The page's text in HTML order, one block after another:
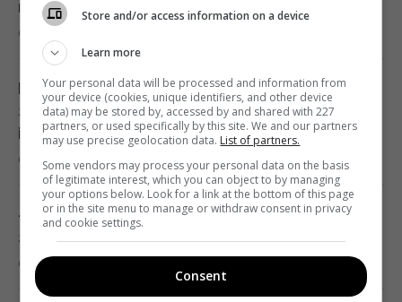
В Румунії вже знають, куди РФ вдарить
наступного разу, - ЗМІ
15:40 четвер, 06 серпня 2026
П’ять знаків Зодіаку отримають знак долі:
число ангела 8/6 принесе їм удачу
15:40 четвер, 06 серпня 2026
Українець у Німеччині шпигував за
оборонним підприємством, його
затримали
курс валют на 7 серпня
6 серпня 2026, 15:58
РФ вдарила по Дніпропетровщині: є
загиблі, поранені та руйнування
інфраструктури
6 серпня 2026, 15:57
«На етапі планування»: Джеймс Кемерон
заговорив про завершення кар’єри
6 серпня 2026, 15:56
Store and/or access information on a device
Learn more
Your personal data will be processed and information from
your device (cookies, unique identifiers, and other device
data) may be stored by, accessed by and shared with 227
partners, or used specifically by this site. We and our partners
may use precise geolocation data. List of partners.
Some vendors may process your personal data on the basis
of legitimate interest, which you can object to by managing
your options below. Look for a link at the bottom of this page
or in the site menu to manage or withdraw consent in privacy
and cookie settings.
Consent